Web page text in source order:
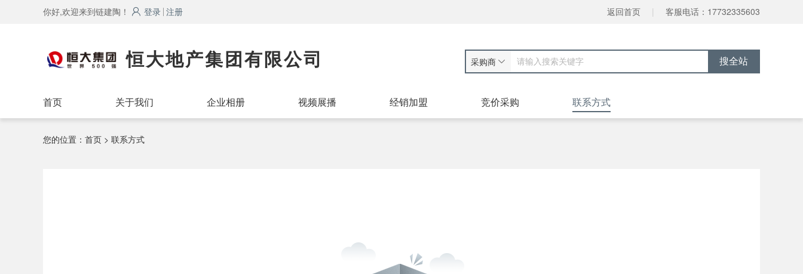
你好,欢迎来到链建陶！ 登录 注册 返回首页 | 客服电话：17732335603
恒大地产集团有限公司 采购商
首页 关于我们 企业相册 视频展播 经销加盟 竞价采购 联系方式
您的位置： 首页 > 联系方式